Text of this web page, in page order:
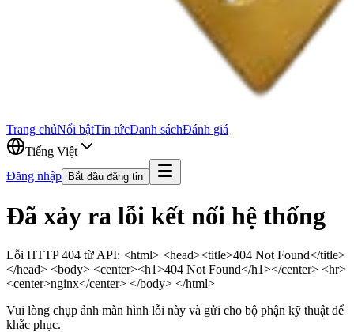
Trang chủNổi bậtTin tứcDanh sáchĐánh giá
Tiếng Việt
Đăng nhập
Bắt đầu đăng tin
Đã xảy ra lỗi kết nối hệ thống
Lỗi HTTP 404 từ API: <html> <head><title>404 Not Found</title>
</head> <body> <center><h1>404 Not Found</h1></center> <hr>
<center>nginx</center> </body> </html>
Vui lòng chụp ảnh màn hình lỗi này và gửi cho bộ phận kỹ thuật để
khắc phục.